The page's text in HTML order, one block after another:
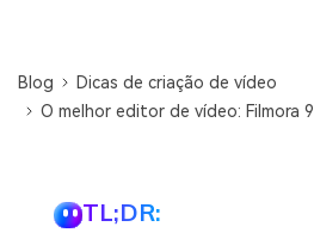
Blog
Dicas de criação de vídeo
O melhor editor de vídeo: Filmora 9
TL;DR: